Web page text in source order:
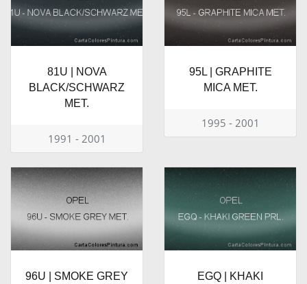
81U | NOVA
BLACK/SCHWARZ
MET.
1991 - 2001
95L | GRAPHITE
MICA MET.
1995 - 2001
96U | SMOKE GREY
EGQ | KHAKI